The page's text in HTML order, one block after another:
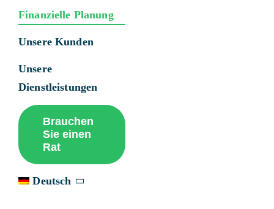
Finanzielle Planung
Unsere Kunden
Unsere
Dienstleistungen
Brauchen
Sie einen
Rat
Deutsch